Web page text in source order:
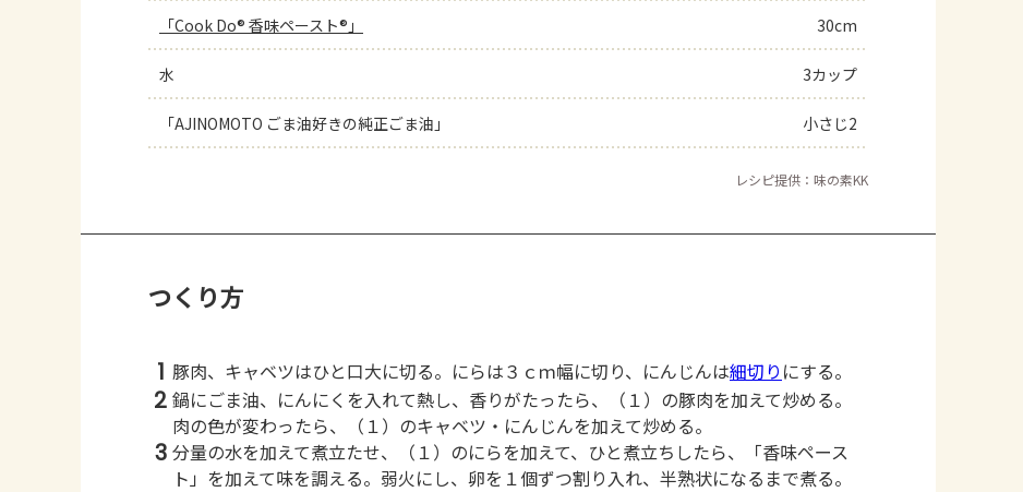
「Cook Do® 香味ペースト®」 30cm
水 3カップ
「AJINOMOTO ごま油好きの純正ごま油」 小さじ2
レシピ提供：味の素KK
つくり方
1 豚肉、キャベツはひと口大に切る。にらは３ｃｍ幅に切り、にんじんは細切り にする。
2 鍋にごま油、にんにくを入れて熱し、香りがたったら、（１）の豚肉を加えて炒める。
肉の色が変わったら、（１）のキャベツ・にんじんを加えて炒める。
3 分量の水を加えて煮立たせ、（１）のにらを加えて、ひと煮立ちしたら、「香味ペース
ト」を加えて味を調える。弱火にし、卵を１個ずつ割り入れ、半熟状になるまで煮る。